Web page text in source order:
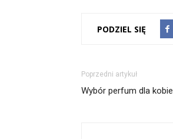
PODZIEL SIĘ
Poprzedni artykuł
Wybór perfum dla